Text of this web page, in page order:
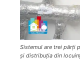
Sistemul are trei părți
și distribuția din